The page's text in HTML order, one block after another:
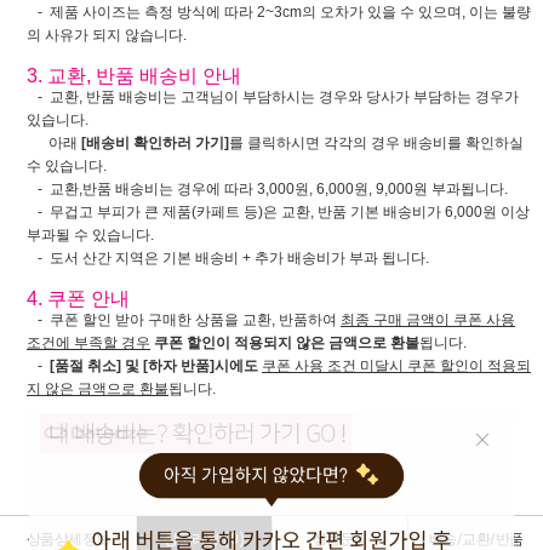
- 제품 사이즈는 측정 방식에 따라 2~3cm의 오차가 있을 수 있으며, 이는 불량
의 사유가 되지 않습니다.
3. 교환, 반품 배송비 안내
- 교환, 반품 배송비는 고객님이 부담하시는 경우와 당사가 부담하는 경우가
있습니다.
아래 [배송비 확인하러 가기] 를 클릭하시면 각각의 경우 배송비를 확인하실
수 있습니다.
- 교환,반품 배송비는 경우에 따라 3,000원, 6,000원, 9,000원 부과됩니다.
- 무겁고 부피가 큰 제품(카페트 등)은 교환, 반품 기본 배송비가 6,000원 이상
부과될 수 있습니다.
- 도서 산간 지역은 기본 배송비 + 추가 배송비가 부과 됩니다.
4. 쿠폰 안내
- 쿠폰 할인 받아 구매한 상품을 교환, 반품하여 최종 구매 금액이 쿠폰 사용
조건에 부족할 경우 쿠폰 할인이 적용되지 않은 금액으로 환불됩니다.
- [품절 취소] 및 [하자 반품]시에도 쿠폰 사용 조건 미달시 쿠폰 할인이 적용되
지 않은 금액으로 환불됩니다.
상품상세정보 상품리뷰 (0) 상품문의 배송/교환/반품